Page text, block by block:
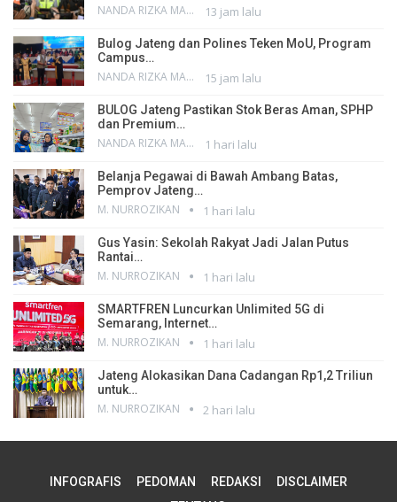
NANDA RIZKA MAHENDRA 13 jam lalu
Bulog Jateng dan Polines Teken MoU, Program
Campus…
NANDA RIZKA MAHENDRA 15 jam lalu
BULOG Jateng Pastikan Stok Beras Aman, SPHP
dan Premium…
NANDA RIZKA MAHENDRA 1 hari lalu
Belanja Pegawai di Bawah Ambang Batas,
Pemprov Jateng…
M. NURROZIKAN 1 hari lalu
Gus Yasin: Sekolah Rakyat Jadi Jalan Putus
Rantai…
M. NURROZIKAN 1 hari lalu
SMARTFREN Luncurkan Unlimited 5G di
Semarang, Internet…
M. NURROZIKAN 1 hari lalu
Jateng Alokasikan Dana Cadangan Rp1,2 Triliun
untuk…
M. NURROZIKAN 2 hari lalu
INFOGRAFIS PEDOMAN REDAKSI
DISCLAIMER